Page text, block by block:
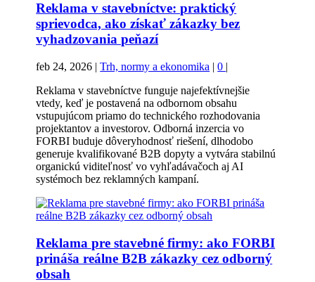
Reklama v stavebníctve: praktický
sprievodca, ako získať zákazky bez
vyhadzovania peňazí
feb 24, 2026 |Trh, normy a ekonomika |0 |
Reklama v stavebníctve funguje najefektívnejšie
vtedy, keď je postavená na odbornom obsahu
vstupujúcom priamo do technického rozhodovania
projektantov a investorov. Odborná inzercia vo
FORBI buduje dôveryhodnosť riešení, dlhodobo
generuje kvalifikované B2B dopyty a vytvára stabilnú
organickú viditeľnosť vo vyhľadávačoch aj AI
systémoch bez reklamných kampaní.
Reklama pre stavebné firmy: ako FORBI
prináša reálne B2B zákazky cez odborný
obsah